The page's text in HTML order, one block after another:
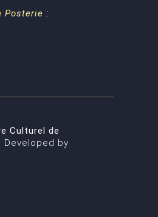
Posterie :
Culturel de
| Developed by